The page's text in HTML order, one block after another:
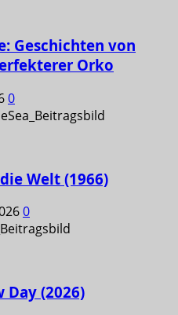
Geschichten von
Orko
0
Welt (1966)
0
Day (2026)